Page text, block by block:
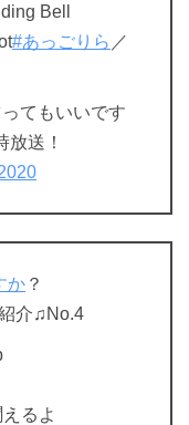
Bell
#あっごりら ／
てもいいです
送！
か ？
介♫No.4
えるよ